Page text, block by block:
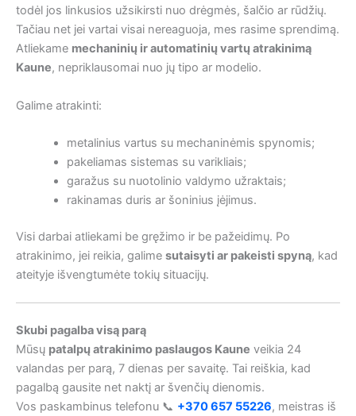
todėl jos linkusios užsikirsti nuo drėgmės, šalčio ar rūdžių.
Tačiau net jei vartai visai nereaguoja, mes rasime sprendimą.
Atliekame mechaninių ir automatinių vartų atrakinimą
Kaune, nepriklausomai nuo jų tipo ar modelio.
Galime atrakinti:
metalinius vartus su mechaninėmis spynomis;
pakeliamas sistemas su varikliais;
garažus su nuotolinio valdymo užraktais;
rakinamas duris ar šoninius įėjimus.
Visi darbai atliekami be gręžimo ir be pažeidimų. Po
atrakinimo, jei reikia, galime sutaisyti ar pakeisti spyną, kad
ateityje išvengtumėte tokių situacijų.
Skubi pagalba visą parą
Mūsų patalpų atrakinimo paslaugos Kaune veikia 24
valandas per parą, 7 dienas per savaitę. Tai reiškia, kad
pagalbą gausite net naktį ar švenčių dienomis.
Vos paskambinus telefonu 📞 +370 657 55226, meistras iš